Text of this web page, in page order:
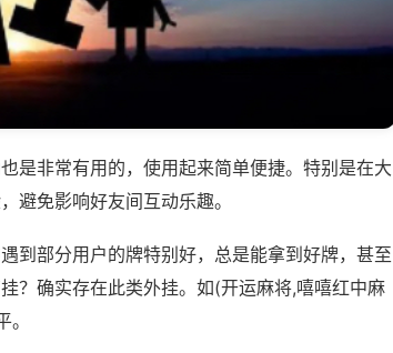
是非常有用的，使用起来简单便捷。特别是在大
避免影响好友间互动乐趣。
到部分用户的牌特别好，总是能拿到好牌，甚至
？确实存在此类外挂。如(开运麻将,嘻嘻红中麻